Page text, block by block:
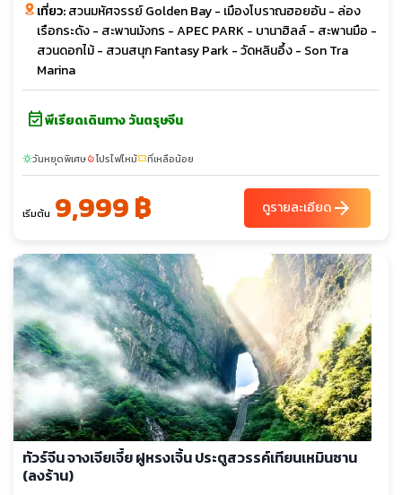
เที่ยว:สวนมหัศจรรย์ Golden Bay - เมืองโบราณฮอยอัน - ล่อง
เรือกระดัง - สะพานมังกร - APEC PARK - บานาฮิลล์ - สะพานมือ -
สวนดอกไม้ - สวนสนุก Fantasy Park - วัดหลินอึ้ง - Son Tra
Marina
event_availableพีเรียดเดินทาง วันตรุษจีน
sunnyวันหยุดพิเศษlocal_fire_departmentโปรไฟไหม้confirmation_numberที่เหลือน้อย
เริ่มต้น 9,999 ฿ ดูรายละเอียดarrow_forward
ทัวร์จีน จางเจียเจี้ย ฝูหรงเจิ้น ประตูสวรรค์เทียนเหมินซาน
(ลงร้าน)